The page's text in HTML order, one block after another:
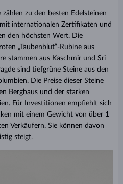
zählen zu den besten Edelsteinen
internationalen Zertifikaten und
den höchsten Wert. Die
„Taubenblut“-Rubine aus
stammen aus Kaschmir und Sri
sind tiefgrüne Steine aus den
Die Preise dieser Steine
Bergbaus und der starken
Für Investitionen empfiehlt sich
mit einem Gewicht von über 1
Verkäufern. Sie können davon
steigt.